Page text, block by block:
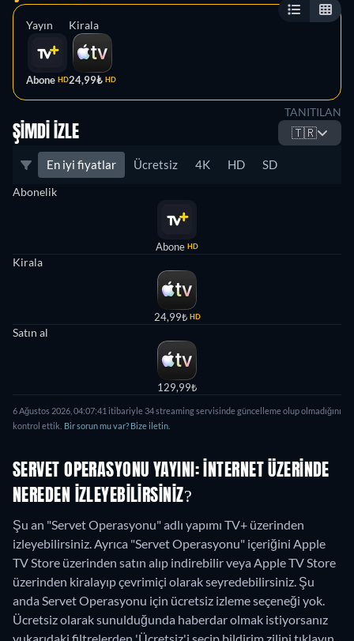
Yayın
Abone HD
Kirala
24,99₺ HD
TANITILAN
ŞIMDI İZLE 🇹🇷
En iyi fiyatlar Ücretsiz 4K HD SD
Abonelik
Abone HD
Kirala
24,99₺ HD
Satın al
129,99₺
6 Ağustos 2026 04:07:41 itibariyle 34streaming servisinde güncelleme olup olmadığını
kontrol ettik. Bir sorun mu var? Bize iletin.
SERVET OPERASYONU YAYINI: İNTERNET ÜZERINDE
NEREDEN IZLEYEBILIRSINIZ?
Şu an "Servet Operasyonu" adlı yapımı TV+ üzerinden
izleyebilirsiniz. Ayrıca "Servet Operasyonu" içeriğini Apple
TV Store üzerinden satın alıp indirebilir veya Apple TV Store
üzerinden kiralayıp çevrimiçi olarak seyredebilirsiniz. Şu
anda Servet Operasyonu için ücretsiz izleme seçeneği yok.
Ücretsiz olarak sunulduğunda haberdar olmak istiyorsanız